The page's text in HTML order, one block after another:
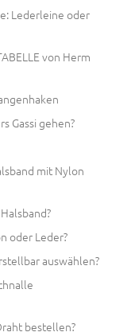
Lederleine oder
von Herm
Gassi gehen?
mit Nylon
oder Leder?
auswählen?
bestellen?